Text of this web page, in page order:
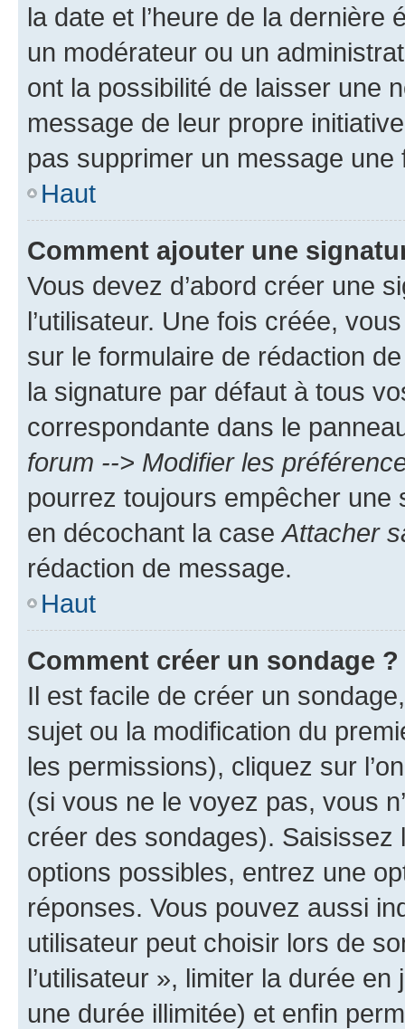
la date et l’heure de la dernière
un modérateur ou un
ont la possibilité de laisser une
message de leur propre
pas supprimer un message une
Haut
Comment ajouter une
Vous devez d’abord créer une
l’utilisateur. Une fois créée,
sur le formulaire de rédaction
la signature par défaut à tous
correspondante dans le
forum --> Modifier les
pourrez toujours empêcher une
en décochant la case Attacher
rédaction de message.
Haut
Comment créer un sondage ?
Il est facile de créer un
sujet ou la modification du
les permissions), cliquez sur
(si vous ne le voyez pas, vous
créer des sondages).
options possibles, entrez une
réponses. Vous pouvez aussi
utilisateur peut choisir lors de
l’utilisateur », limiter la durée
une durée illimitée) et enfin